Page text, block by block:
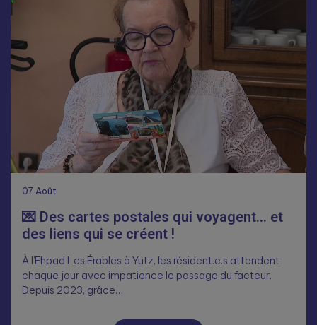
07 Août
💌 Des cartes postales qui voyagent… et
des liens qui se créent !
À l’Ehpad Les Érables à Yutz, les résident.e.s attendent
chaque jour avec impatience le passage du facteur.
Depuis 2023, grâce…